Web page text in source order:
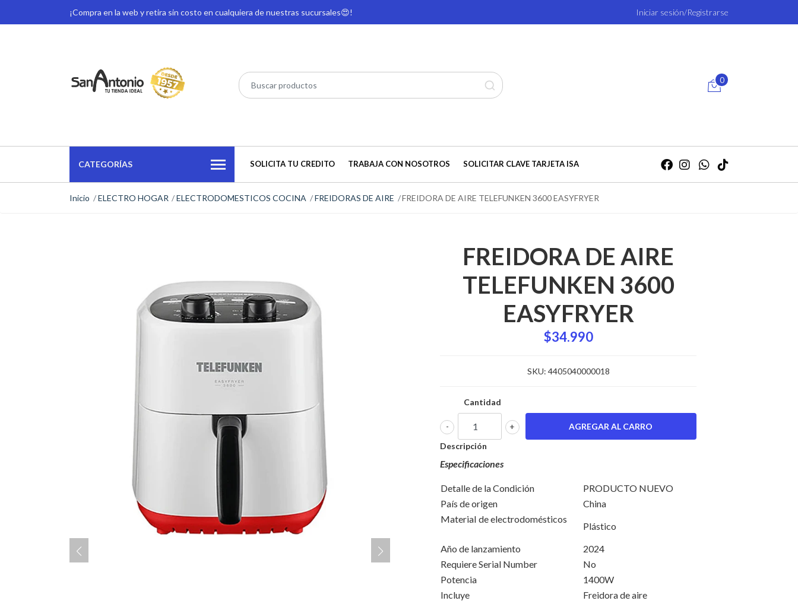
¡Compra en la web y retira sin costo en cualquiera de nuestras sucursales😍! Iniciar sesión/Registrarse
0
CATEGORÍAS SOLICITA TU CREDITO TRABAJA CON NOSOTROS SOLICITAR CLAVE TARJETA ISA
Inicio ELECTRO HOGAR ELECTRODOMESTICOS COCINA FREIDORAS DE AIRE FREIDORA DE AIRE TELEFUNKEN 3600 EASYFRYER
FREIDORA DE AIRE
TELEFUNKEN 3600
EASYFRYER
$34.990
SKU: 4405040000018
Cantidad
+
-
Descripción
Especificaciones
Detalle de la Condición
PRODUCTO NUEVO
País de origen
China
Material de electrodomésticos
Plástico
Año de lanzamiento
2024
Requiere Serial Number
No
Potencia
1400W
Incluye
Freidora de aire